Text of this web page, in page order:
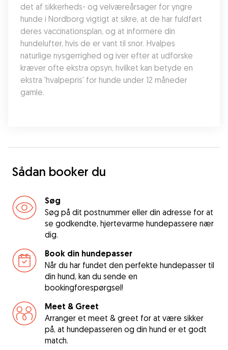
det af sikkerheds- og velværeårsager for yngre
hunde i Nordborg vigtigt at sikre, at de har fuldført
deres vaccinationsplan, og at informere din
hundelufter, hvis de er vant til snor. Hvalpes
naturlige nysgerrighed og iver efter at udforske
kræver ofte ekstra opsyn, hvilket kan betyde en
ekstra 'hvalpepris' for hunde under 12 måneder
gamle.
Sådan booker du
Søg
Søg på dit postnummer eller din adresse for at
se godkendte, hjertevarme hundepassere nær
dig.
Book din hundepasser
Når du har fundet den perfekte hundepasser til
din hund, kan du sende en
bookingforespørgsel!
Meet & Greet
Arranger et meet & greet for at være sikker
på, at hundepasseren og din hund er et godt
match.